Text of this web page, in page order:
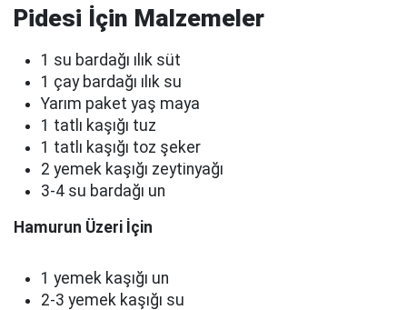
Pidesi İçin Malzemeler
1 su bardağı ılık süt
1 çay bardağı ılık su
Yarım paket yaş maya
1 tatlı kaşığı tuz
1 tatlı kaşığı toz şeker
2 yemek kaşığı zeytinyağı
3-4 su bardağı un
Hamurun Üzeri İçin
1 yemek kaşığı un
2-3 yemek kaşığı su